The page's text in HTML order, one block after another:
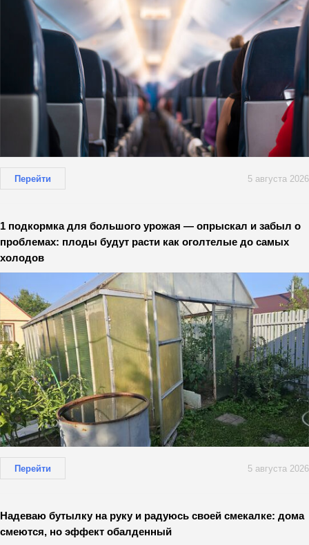
Перейти 5 августа 2026
1 подкормка для большого урожая — опрыскал и забыл о
проблемах: плоды будут расти как оголтелые до самых
холодов
Перейти 5 августа 2026
Надеваю бутылку на руку и радуюсь своей смекалке: дома
смеются, но эффект обалденный